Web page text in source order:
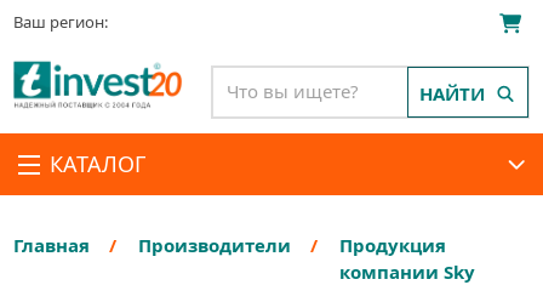
Ваш регион:
КАТАЛОГ
НАЙТИ
Главная Производители
Продукция
компании Sky